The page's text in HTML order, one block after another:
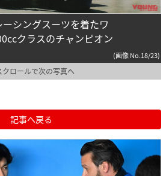
シングスーツを着たワ
クラスのチャンピオン
(画像 No.18/23)
クロールで次の写真へ
記事へ戻る